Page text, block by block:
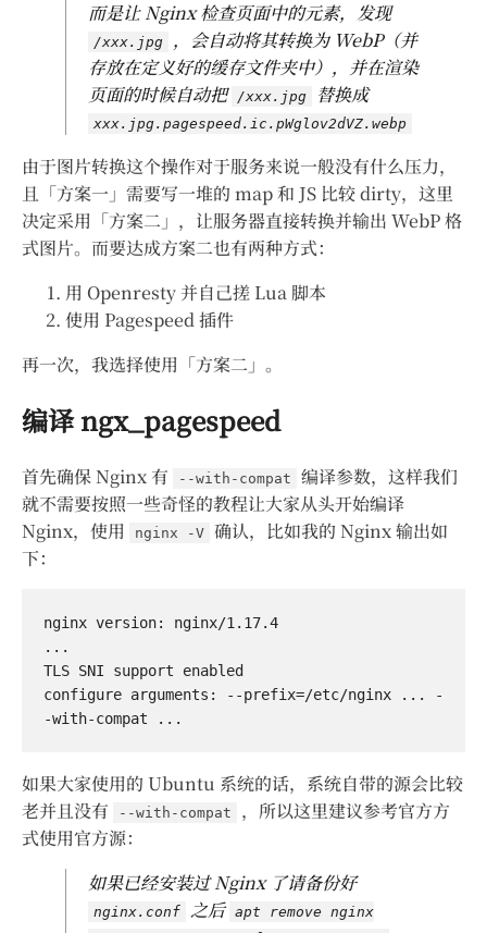
而是让 Nginx 检查页面中的元素，发现
/xxx.jpg
，会自动将其转换为 WebP（并
存放在定义好的缓存文件夹中），并在渲染
页面的时候自动把 /xxx.jpg 替换成
xxx.jpg.pagespeed.ic.pWglov2dVZ.webp
由于图片转换这个操作对于服务来说一般没有什么压力，
且「方案一」需要写一堆的 map 和 JS 比较 dirty，这里
决定采用「方案二」，让服务器直接转换并输出 WebP 格
式图片。而要达成方案二也有两种方式：
用 Openresty 并自己搓 Lua 脚本
使用 Pagespeed 插件
再一次，我选择使用「方案二」。
编译 ngx_pagespeed
首先确保 Nginx 有 --with-compat
编译参数，这样我们
就不需要按照一些奇怪的教程让大家从头开始编译
Nginx，使用
nginx -V 确认，比如我的 Nginx 输出如
下：
nginx version: nginx/1.17.4
...
TLS SNI support enabled
configure arguments: --prefix=/etc/nginx ... -
如果大家使用的 Ubuntu 系统的话，系统自带的源会比较
老并且没有
--with-compat
，所以这里建议参考官方方
式使用官方源：
如果已经安装过 Nginx 了请备份好
nginx.conf 之后 apt remove nginx